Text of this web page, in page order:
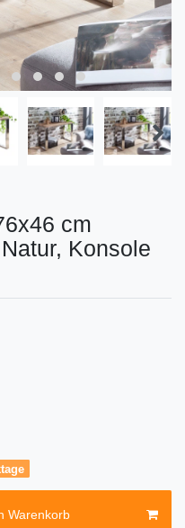
cm
Konsole
Warenkorb